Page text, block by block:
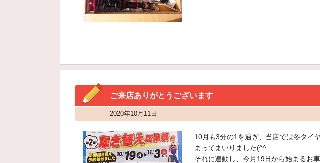
ご来店ありがとうございます
2020年10月11日
10月も3分の1を過ぎ、当店では冬タイ
まってまいりました(^^
それに連動し、今月19日から始まるお